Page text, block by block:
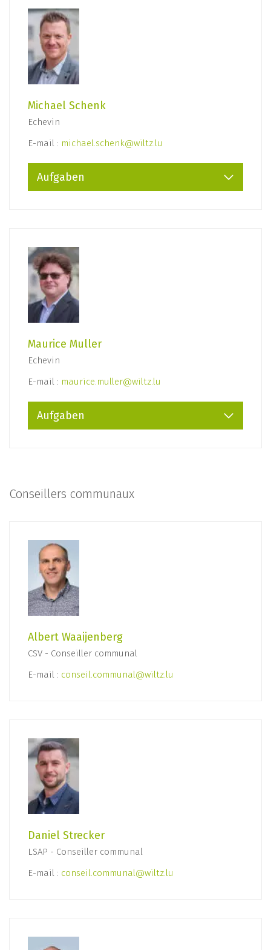
Michael Schenk
Echevin
E-mail : michael.schenk@wiltz.lu
Aufgaben
Maurice Muller
Echevin
E-mail : maurice.muller@wiltz.lu
Aufgaben
Conseillers communaux
Albert Waaijenberg
CSV - Conseiller communal
E-mail : conseil.communal@wiltz.lu
Daniel Strecker
LSAP - Conseiller communal
E-mail : conseil.communal@wiltz.lu